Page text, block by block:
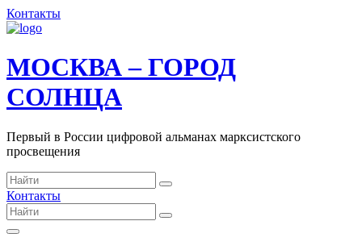
Контакты
МОСКВА – ГОРОД
СОЛНЦА
Первый в России цифровой альманах марксистского
просвещения
Контакты